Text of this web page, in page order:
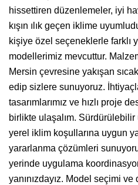
hissettiren düzenlemeler, iyi
kışın ılık geçen iklime
kişiye özel seçeneklerle farklı
modellerimiz mevcuttur.
Mersin çevresine yakışan
edip sizlere sunuyoruz.
tasarımlarımız ve hızlı proje
birlikte ulaşalım.
yerel iklim koşullarına uygun
yararlanma çözümleri
yerinde uygulama
yanınızdayız. Model seçimi